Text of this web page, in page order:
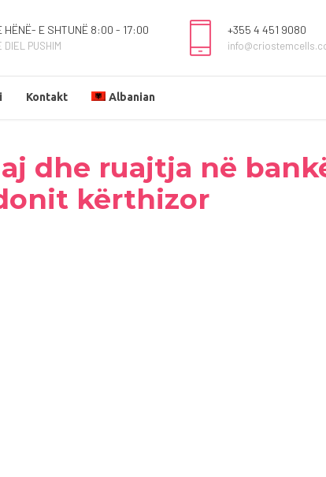
HËNË- E SHTUNË 8:00 - 17:00
DIEL PUSHIM
+355 4 451 9080
Kontakt Albanian
dhe ruajtja në
kërthizor